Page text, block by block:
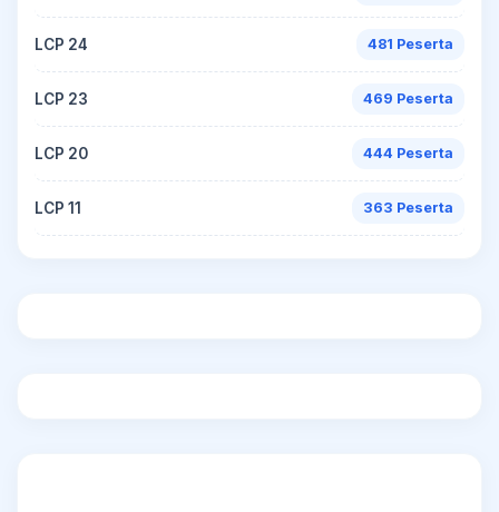
LCP 24 481 Peserta
LCP 23 469 Peserta
LCP 20 444 Peserta
LCP 11 363 Peserta